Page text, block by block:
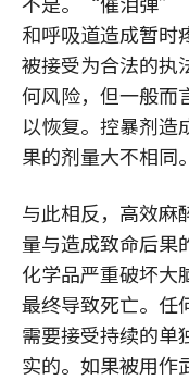
和呼吸道造成暂时
被接受为合法的执
何风险，但一般而
以恢复。控暴剂造
果的剂量大不相同。
与此相反，高效麻
量与造成致命后果
化学品严重破坏大
最终导致死亡。任
需要接受持续的单
实的。如果被用作